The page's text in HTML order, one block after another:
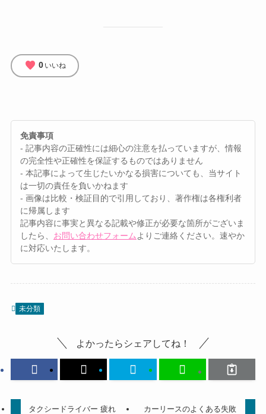
favorite 0 いいね
免責事項
- 記事内容の正確性には細心の注意を払っていますが、情報
の完全性や正確性を保証するものではありません
- 本記事によって生じたいかなる損害についても、当サイト
は一切の責任を負いかねます
- 画像は比較・検証目的で引用しており、著作権は各権利者
に帰属します
記事内容に事実と異なる記載や修正が必要な箇所がございま
したら、 お問い合わせフォーム よりご連絡ください。速やか
に対応いたします。
未分類
よかったらシェアしてね！
タクシードライバー 疲れ
カーリースのよくある失敗